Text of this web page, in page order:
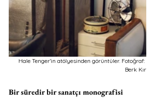
Hale Tenger'in atölyesinden görüntüler. Fotoğraf:
Berk Kır
Bir süredir bir sanatçı monografisi